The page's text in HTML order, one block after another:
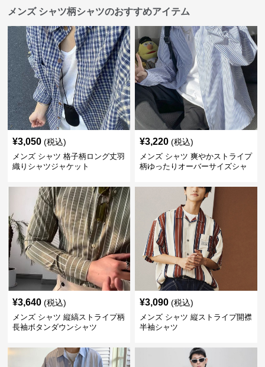
メンズ シャツ柄シャツのおすすめアイテム
¥3,050 (税込)
メンズ シャツ 格子柄ロング丈羽
織りシャツジャケット
¥3,220 (税込)
メンズ シャツ 爽やかストライプ
柄ゆったりオーバーサイズシャ
¥3,640 (税込)
メンズ シャツ 縦縞ストライプ柄
長袖ボタンダウンシャツ
¥3,090 (税込)
メンズ シャツ 縦ストライプ開襟
半袖シャツ